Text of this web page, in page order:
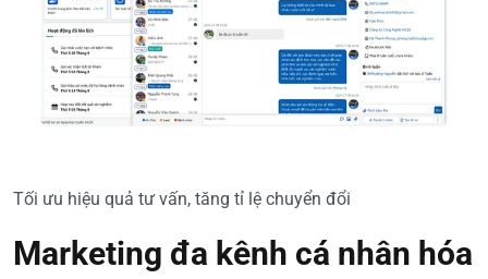
Tối ưu hiệu quả tư vấn, tăng tỉ lệ chuyển đổi
Marketing đa kênh cá nhân hóa